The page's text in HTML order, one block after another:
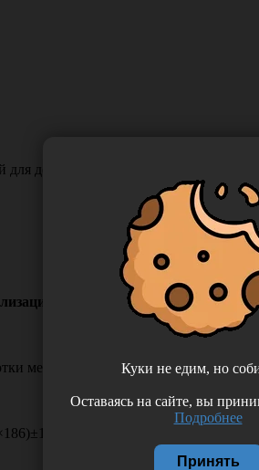
для дезинфекции и
обработки
медицинских изделий вКуки не едим, но
Оставаясь на сайте, вы
Подробнее
Принять